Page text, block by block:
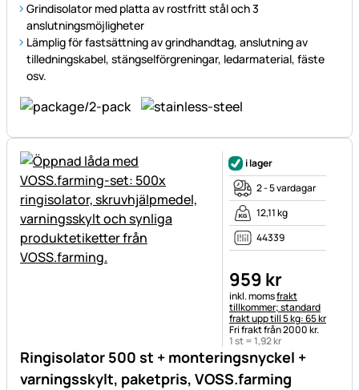
Grindisolator med platta av rostfritt stål och 3
anslutningsmöjligheter
Lämplig för fastsättning av grindhandtag, anslutning av
tilledningskabel, stängselförgreningar, ledarmaterial, fäste
osv.
Ringisolator 500 st + monteringsnyckel +
varningsskylt, paketpris, VOSS.farming
i lager
2 - 5 vardagar
12,11 kg
44339
959 kr
Skatteinformation:
inkl. momsfrakt
tillkommer; standard
frakt upp till 5 kg: 65 kr
Fri frakt från 2000 kr.
1 st =1,92kr